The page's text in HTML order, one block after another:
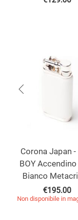
Corona Japan -
BOY
Bianco
€195.00
Non disponibile in